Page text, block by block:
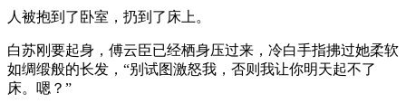
人被抱到了卧室，扔到了床上。
白苏刚要起身，傅云臣已经栖身压过来，冷白手指拂过她柔软
如绸缎般的长发，“别试图激怒我，否则我让你明天起不了
床。嗯？”